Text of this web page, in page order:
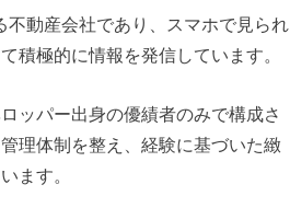
動産会社であり、スマホで見られ
積極的に情報を発信しています。
ッパー出身の優績者のみで構成さ
理体制を整え、経験に基づいた緻
ます。